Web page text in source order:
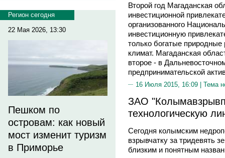
Регион сегодня
22 Мая 2026, 13:30
Пешком по
островам: как новый
мост изменит туризм
в Приморье
Второй год Магаданская
инвестиционной
организованного
инвестиционную
только богатые
климат. Магаданская
второе - в
предпринимательской
16 Июля 2015, 16:09 | Тема
ЗАО
технологическую
Сегодня колымским
взрывчатку за тридевять
близким и понятным